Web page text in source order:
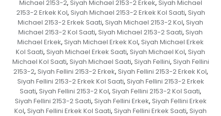
Michael 2153-2, Siyah Michael 2153-2 Erkek, Siyah Michael
2153-2 Erkek Kol, Siyah Michael 2153-2 Erkek Kol Saati, Siyah
Michael 2153-2 Erkek Saati, Siyah Michael 2153-2 Kol, Siyah
Michael 2153-2 Kol Saati, Siyah Michael 2153-2 Saati, Siyah
Michael Erkek, Siyah Michael Erkek Kol, Siyah Michael Erkek
Kol Saati, Siyah Michael Erkek Saati, Siyah Michael Kol, Siyah
Michael Kol Saati, Siyah Michael Saati, Siyah Fellini, Siyah Fellini
2153-2, Siyah Fellini 2153-2 Erkek, Siyah Fellini 2153-2 Erkek Kol,
Siyah Fellini 2153-2 Erkek Kol Saati, Siyah Fellini 2153-2 Erkek
Saati, Siyah Fellini 2153-2 Kol, Siyah Fellini 2153-2 Kol Saati,
Siyah Fellini 2153-2 Saati, Siyah Fellini Erkek, Siyah Fellini Erkek
Kol, Siyah Fellini Erkek Kol Saati, Siyah Fellini Erkek Saati, Siyah